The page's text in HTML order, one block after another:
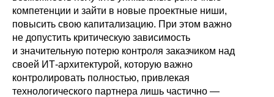
компетенции и зайти в новые проектные ниши,
повысить свою капитализацию. При этом важно
не допустить критическую зависимость
и значительную потерю контроля заказчиком над
своей ИТ-архитектурой, которую важно
контролировать полностью, привлекая
технологического партнера лишь частично —